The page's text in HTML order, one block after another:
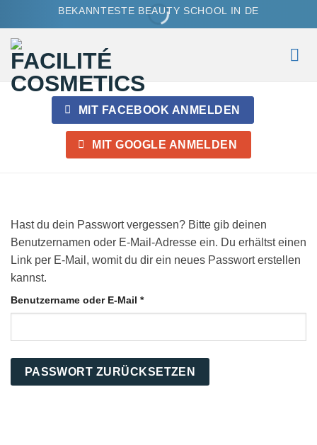
Inhalt
springen
BEKANNTESTE BEAUTY SCHOOL IN DE
MIT FACEBOOK ANMELDEN
MITGOOGLE ANMELDEN
Hast du dein Passwort vergessen? Bitte gib deinen
Benutzernamen oder E-Mail-Adresse ein. Du erhältst einen
Link per E-Mail, womit du dir ein neues Passwort erstellen
kannst.
Benutzername oder E-Mail *Erforderlich
PASSWORT ZURÜCKSETZEN